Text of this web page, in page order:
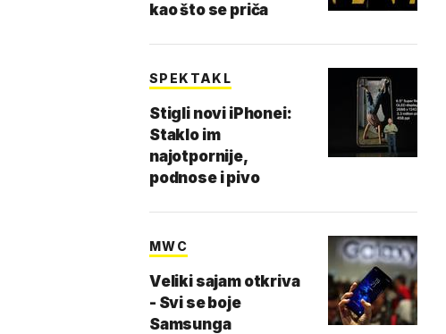
kao što se priča
SPEKTAKL
Stigli novi iPhonei:
Staklo im
najotpornije,
podnose i pivo
MWC
Veliki sajam otkriva
- Svi se boje
Samsunga